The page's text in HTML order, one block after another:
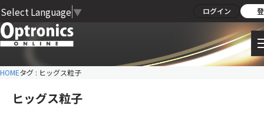
Select Language ▼ ログイン
HOMEタグ : ヒッグス粒子
ヒッグス粒子